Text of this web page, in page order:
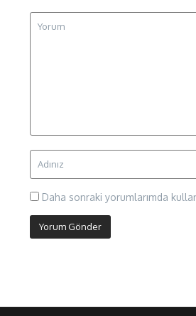
Daha sonraki yorumlarımda